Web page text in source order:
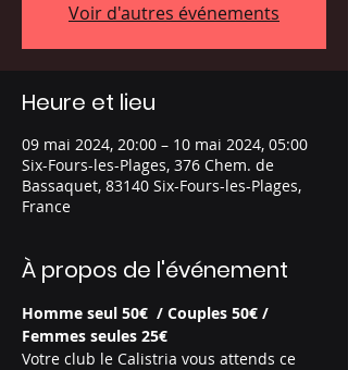
Voir d'autres événements
Heure et lieu
09 mai 2024, 20:00 – 10 mai 2024, 05:00
Six-Fours-les-Plages, 376 Chem. de
Bassaquet, 83140 Six-Fours-les-Plages,
France
À propos de l'événement
Homme seul 50€  / Couples 50€ /
Femmes seules 25€
Votre club le Calistria vous attends ce